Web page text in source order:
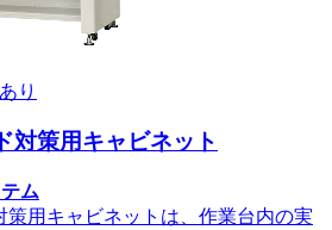
対策用キャビネット
ム
策用キャビネットは、作業台内の実